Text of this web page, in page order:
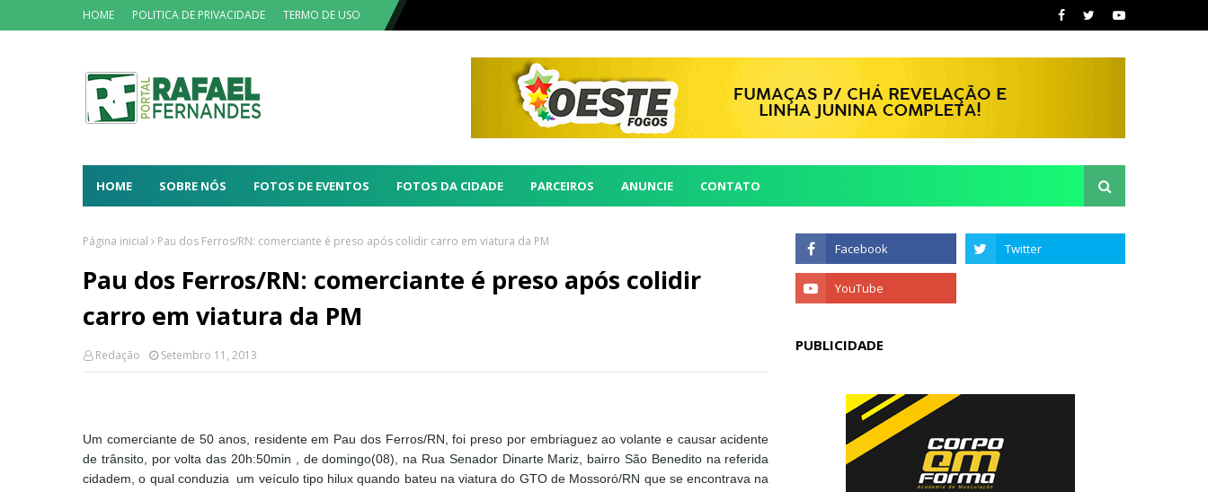
HOME POLITICA DE PRIVACIDADE TERMO DE USO
HOME SOBRE NÓS FOTOS DE EVENTOS FOTOS DA CIDADE PARCEIROS ANUNCIE CONTATO
Página inicial Pau dos Ferros/RN: comerciante é preso após colidir carro em viatura da PM
Pau dos Ferros/RN: comerciante é preso após colidir
carro em viatura da PM
Redação Setembro 11, 2013
Um comerciante de 50 anos, residente em Pau dos Ferros/RN, foi preso por embriaguez ao volante e causar acidente
de trânsito, por volta das 20h:50min , de domingo(08), na Rua Senador Dinarte Mariz, bairro São Benedito na referida
cidadem, o qual conduzia um veículo tipo hilux quando bateu na viatura do GTO de Mossoró/RN que se encontrava na
PUBLICIDADE